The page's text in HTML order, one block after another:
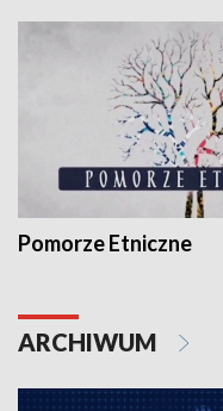
Pomorze Etniczne
ARCHIWUM